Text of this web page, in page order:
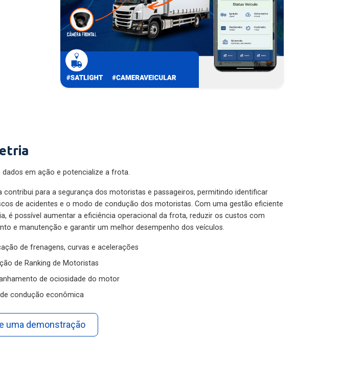
em ação e potencialize a frota.
contribui para a segurança dos motoristas e passageiros, permitindo identificar
de acidentes e o modo de condução dos motoristas. Com uma gestão eficiente
é possível aumentar a eficiência operacional da frota, reduzir os custos com
e manutenção e garantir um melhor desempenho dos veículos.
de frenagens, curvas e acelerações
de Ranking de Motoristas
de ociosidade do motor
condução econômica
uma demonstração